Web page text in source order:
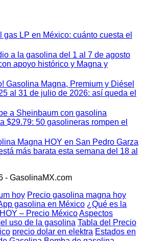
gas LP en México: cuánto cuesta el
a la gasolina del 1 al 7 de agosto
apoyo histórico y Magna y
Gasolina Magna, Premium y Diésel
al 31 de julio de 2026: así queda el
a Sheinbaum con gasolina
$29.79: 50 gasolineras rompen el
Magna HOY en San Pedro Garza
más barata esta semana del 18 al
- GasolinaMX.com
hoy Precio gasolina magna hoy
gasolina en México ¿Qué es la
– Precio MéxicoAspectos
uso de la gasolina Tabla del Precio
precio dolar en elektra Estados en